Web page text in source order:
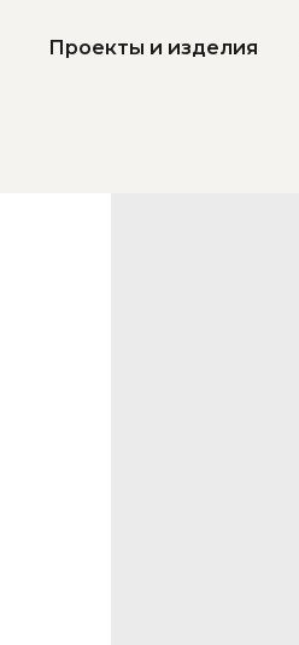
Проекты и изделия